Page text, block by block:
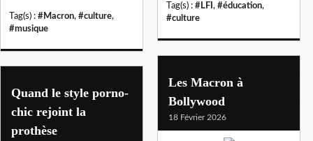
Tag(s) : #Macron, #culture,
#musique
Tag(s) : #LFI , #éducation,
#culture
Les Macron à
Bollywood
18 Février 2026
Quand le style porno-
chic rejoint la
prothèse